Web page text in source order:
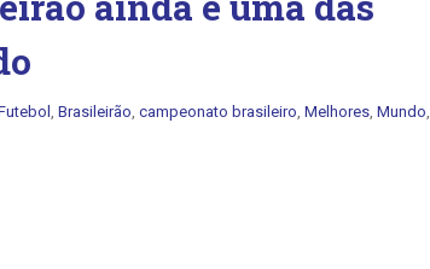
, Brasileirão, campeonato brasileiro, Melhores, Mundo,